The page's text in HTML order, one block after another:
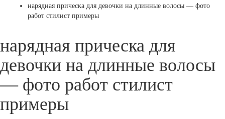
нарядная прическа для девочки на длинные волосы — фото
работ стилист примеры
нарядная прическа для
девочки на длинные волосы
— фото работ стилист
примеры